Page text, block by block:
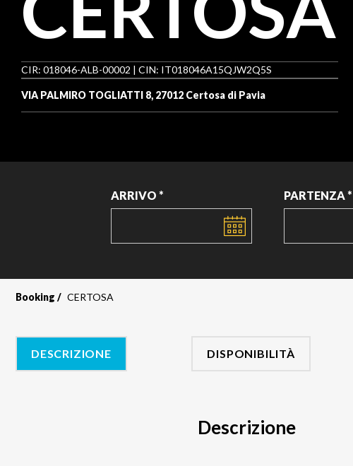
CIR: 018046-ALB-00002 | CIN: IT018046A15QJW2Q5S
VIA PALMIRO TOGLIATTI 8, 27012 Certosa di Pavia
ARRIVO * PARTENZA *
Booking CERTOSA
DESCRIZIONE DISPONIBILITÀ
Descrizione